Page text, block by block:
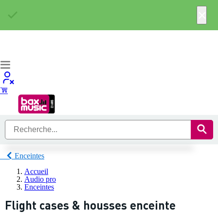
Enceintes
Accueil
Audio pro
Enceintes
Flight cases & housses enceinte